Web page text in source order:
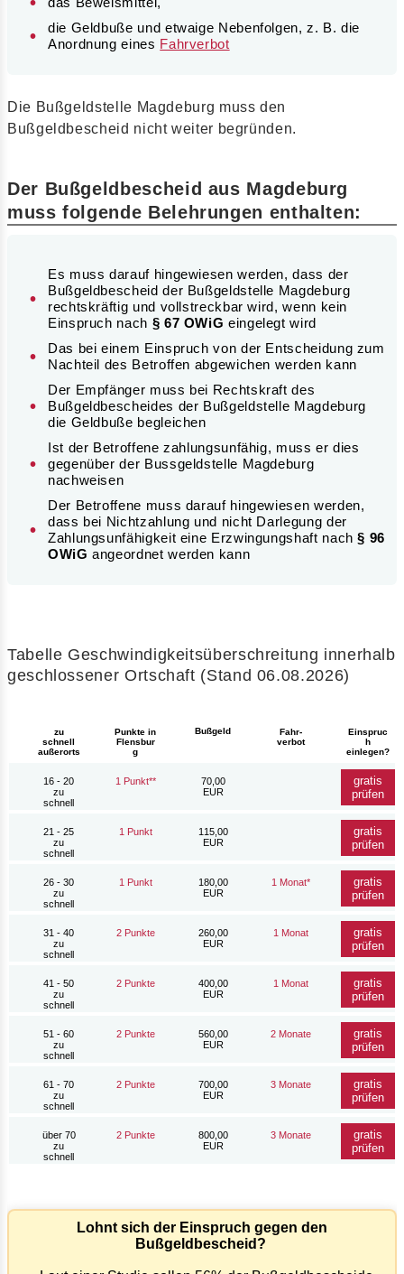
die Geldbuße und etwaige Nebenfolgen, z. B. die
Anordnung eines Fahrverbot
Die Bußgeldstelle Magdeburg muss den
Bußgeldbescheid nicht weiter begründen.
Der Bußgeldbescheid aus Magdeburg
muss folgende Belehrungen enthalten:
Es muss darauf hingewiesen werden, dass der
Bußgeldbescheid der Bußgeldstelle Magdeburg
rechtskräftig und vollstreckbar wird, wenn kein
Einspruch nach § 67 OWiG eingelegt wird
Das bei einem Einspruch von der Entscheidung zum
Nachteil des Betroffen abgewichen werden kann
Der Empfänger muss bei Rechtskraft des
Bußgeldbescheides der Bußgeldstelle Magdeburg
die Geldbuße begleichen
Ist der Betroffene zahlungsunfähig, muss er dies
gegenüber der Bussgeldstelle Magdeburg
nachweisen
Der Betroffene muss darauf hingewiesen werden,
dass bei Nichtzahlung und nicht Darlegung der
Zahlungsunfähigkeit eine Erzwingungshaft nach§ 96
OWiG angeordnet werden kann
Tabelle Geschwindigkeitsüberschreitung innerhalb
geschlossener Ortschaft (Stand 06.08.2026)
zu
schnell
außerorts
Punkte in
Flensbur
g
Bußgeld
Fahr-
verbot
Einspruc
h
einlegen?
16 - 20
zu
schnell
1 Punkt**
70,00
EUR
gratis
prüfen
21 - 25
zu
schnell
1 Punkt
115,00
EUR
gratis
prüfen
26 - 30
zu
schnell
1 Punkt
180,00
EUR
1 Monat*
gratis
prüfen
31 - 40
zu
schnell
2 Punkte
260,00
EUR
1 Monat
gratis
prüfen
41 - 50
zu
schnell
2 Punkte
400,00
EUR
1 Monat
gratis
prüfen
51 - 60
zu
schnell
2 Punkte
560,00
EUR
2 Monate
gratis
prüfen
61 - 70
zu
schnell
2 Punkte
700,00
EUR
3 Monate
gratis
prüfen
über 70
zu
schnell
2 Punkte
800,00
EUR
3 Monate
gratis
prüfen
Lohnt sich der Einspruch gegen den
Bußgeldbescheid?